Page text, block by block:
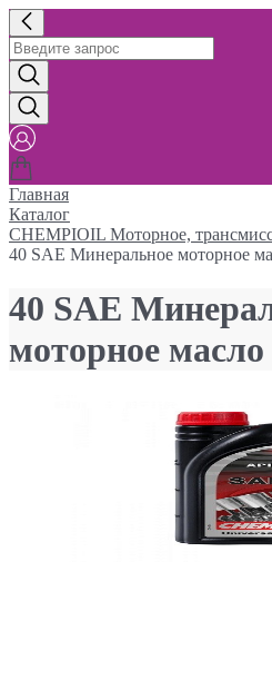
Главная
Каталог
CHEMPIOIL Моторное,
40 SAE Минеральное моторное
40 SAE
моторное масло